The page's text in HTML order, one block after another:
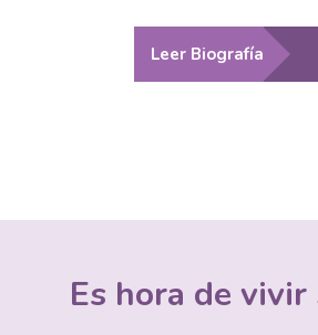
Leer Biografía
Es hora de vivir